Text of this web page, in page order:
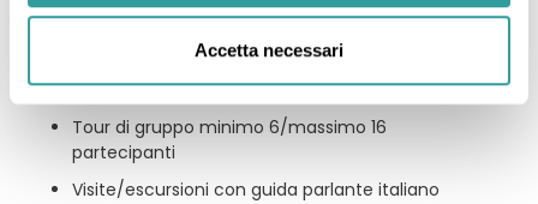
Accetta necessari
Trasferimenti ed ingressi come da
programma
Tour di gruppo minimo 6/massimo 16
partecipanti
Visite/escursioni con guida parlante italiano